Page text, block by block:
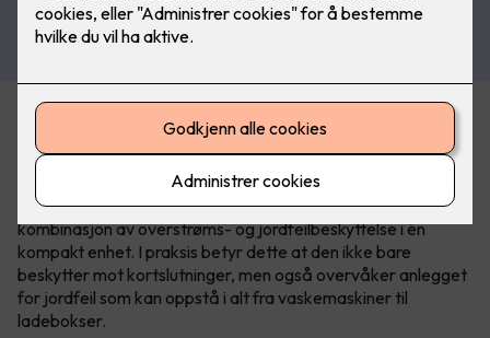
Acti9 iC65 - jordfeilautomaten med
to funksjoner.
Acti9 iC65 RCBO er ikke bare en sikring det er en
kombinasjon av overstrøms- og jordfeilbeskyttelse i én
kompakt enhet. I praksis betyr dette at den ikke bare
beskytter mot kortslutninger, men også overvåker anlegget
for jordfeil som kan oppstå i alt fra vaskemaskiner til
ladebokser.